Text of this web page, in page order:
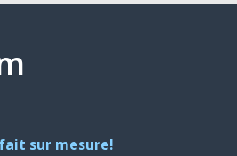
sur mesure!